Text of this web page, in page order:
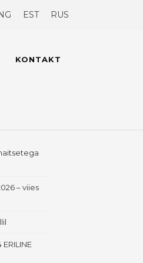
EST RUS
KONTAKT
– viies